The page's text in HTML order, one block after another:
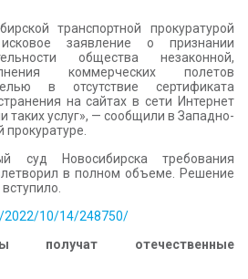
транспортной прокуратурой
заявление о признании
общества незаконной,
коммерческих полетов
в отсутствие сертификата
на сайтах в сети Интернет
таких услуг», — сообщили в Западно-
прокуратуре.
суд Новосибирска требования
в полном объеме. Решение
2022/10/14/248750/
получат отечественные